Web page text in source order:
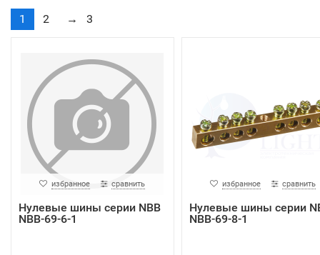
1 2 → 3
избранное сравнить
Нулевые шины серии NBB
NBB-69-6-1
избранное сравнить
Нулевые шины серии
NBB-69-8-1